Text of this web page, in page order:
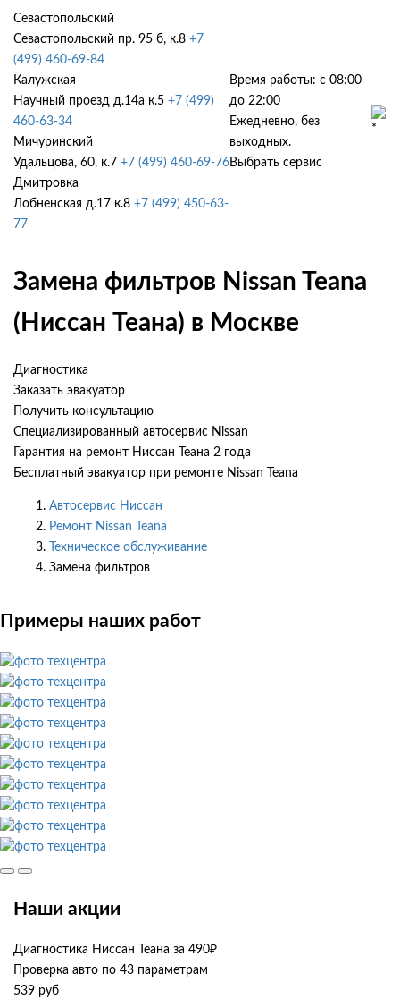
Севастопольский
Севастопольский пр. 95 б, к.8 +7
(499) 460-69-84
Калужская
Научный проезд д.14а к.5 +7 (499)
460-63-34
Мичуринский
Удальцова, 60, к.7 +7 (499) 460-69-76
Дмитровка
Лобненская д.17 к.8 +7 (499) 450-63-
77
Время работы: с 08:00
до 22:00
Ежедневно, без
выходных.
Выбрать сервис
Замена фильтров Nissan Teana
(Ниссан Теана) в Москве
Диагностика
Заказать эвакуатор
Получить консультацию
Специализированный автосервис Nissan
Гарантия на ремонт Ниссан Теана 2 года
Бесплатный эвакуатор при ремонте Nissan Teana
Автосервис Ниссан
Ремонт Nissan Teana
Техническое обслуживание
Замена фильтров
Примеры наших работ
Наши акции
Диагностика Ниссан Теана за 490₽
Проверка авто по 43 параметрам
539 руб